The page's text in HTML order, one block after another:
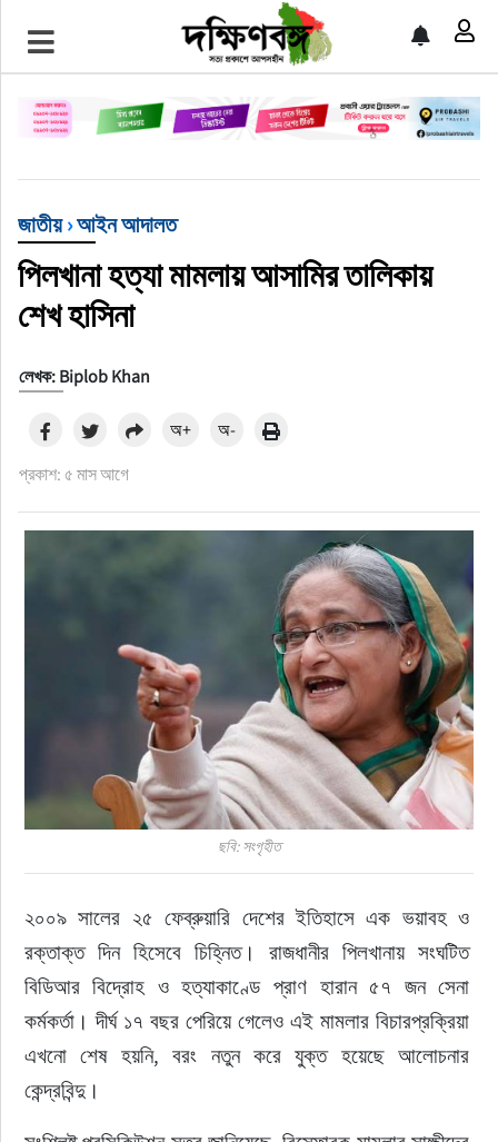
প্রচ্ছদ
জাতীয়
আন্তর্জাতিক
রাজনীতি
অর্থনীতি
খেলাধুলা
চাকরি
বিনোদন
প্রযুক্তি
জাতীয়›আইন আদালত
পিলখানা হত্যা মামলায় আসামির তালিকায়
শেখ হাসিনা
লেখক: Biplob Khan
প্রকাশ: ৫ মাস আগে
অ+ অ-
ছবি: সংগৃহীত
২০০৯ সালের ২৫ ফেব্রুয়ারি দেশের ইতিহাসে এক ভয়াবহ ও
রক্তাক্ত দিন হিসেবে চিহ্নিত। রাজধানীর পিলখানায় সংঘটিত
বিডিআর বিদ্রোহ ও হত্যাকাণ্ডে প্রাণ হারান ৫৭ জন সেনা
কর্মকর্তা। দীর্ঘ ১৭ বছর পেরিয়ে গেলেও এই মামলার বিচারপ্রক্রিয়া
এখনো শেষ হয়নি, বরং নতুন করে যুক্ত হয়েছে আলোচনার
কেন্দ্রবিন্দু।